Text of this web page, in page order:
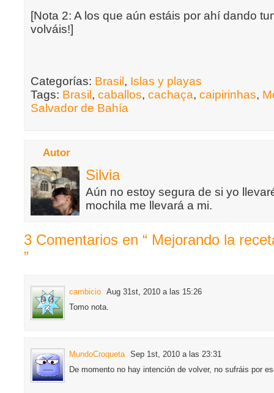
[Nota 2: A los que aún estáis por ahí dando
volváis!]
Categorías: Brasil , Islas y playas
Tags: Brasil , caballos, cachaça, caipirinhas,
Salvador de Bahía
Autor
Silvia
Aún no estoy segura de si yo
mochila me llevará a mi.
3 Comentarios en “ Mejorando la
”
cambicio Aug 31st, 2010 a las 15:26
Tomo nota.
MundoCroqueta Sep 1st, 2010 a las 23:31
De momento no hay intención de volver, no sufráis por